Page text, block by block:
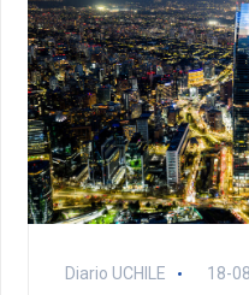
Diario UCHILE 18-